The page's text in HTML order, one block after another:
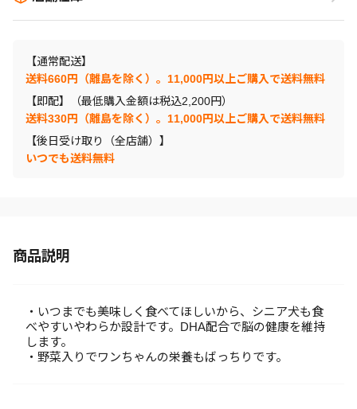
【通常配送】
送料660円（離島を除く）。11,000円以上ご購入で送料無料
【即配】（最低購入金額は税込2,200円）
送料330円（離島を除く）。11,000円以上ご購入で送料無料
【後日受け取り（全店舗）】
いつでも送料無料
商品説明
・いつまでも美味しく食べてほしいから、シニア犬も食
べやすいやわらか設計です。DHA配合で脳の健康を維持
します。
・野菜入りでワンちゃんの栄養もばっちりです。